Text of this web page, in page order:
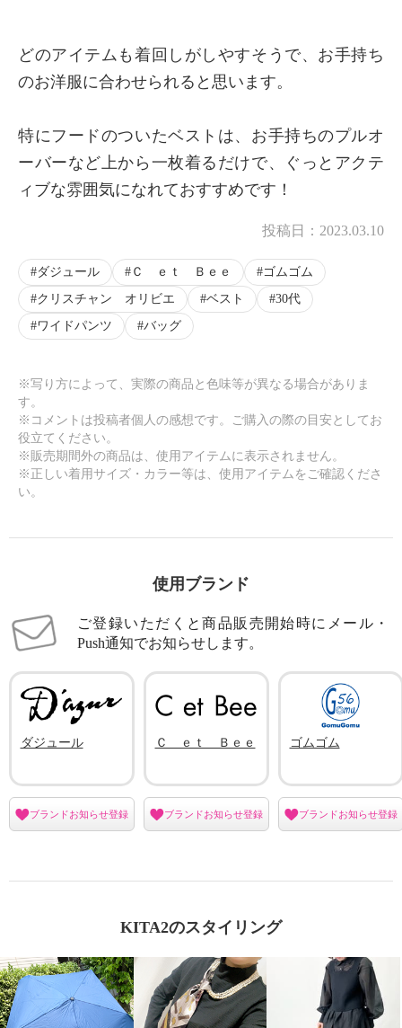
どのアイテムも着回しがしやすそうで、お手持ち
のお洋服に合わせられると思います。
特にフードのついたベストは、お手持ちのプルオ
ーバーなど上から一枚着るだけで、ぐっとアクテ
ィブな雰囲気になれておすすめです！
投稿日： 2023.03.10
ダジュール Ｃ ｅｔ Ｂｅｅ
ゴムゴム
クリスチャン オリビエ
ベスト
30代
ワイドパンツ
バッグ
※写り方によって、実際の商品と色味等が異なる場合がありま
す。
※コメントは投稿者個人の感想です。ご購入の際の目安としてお
役立てください。
※販売期間外の商品は、使用アイテムに表示されません。
※正しい着用サイズ・カラー等は、使用アイテムをご確認くださ
い。
使用ブランド
ご登録いただくと商品販売開始時にメール・
Push通知でお知らせします。
ダジュール
ブランドお知らせ登録
Ｃ ｅｔ Ｂｅｅ
ブランドお知らせ登録
ゴムゴム
ブランドお知らせ登録
KITA2のスタイリング